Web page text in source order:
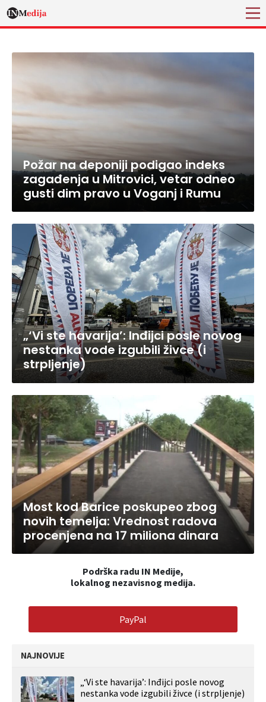
Požar na deponiji podigao indeks
zagađenja u Mitrovici, vetar odneo
gusti dim pravo u Voganj i Rumu
„‘Vi ste havarija’: Inđijci posle novog
nestanka vode izgubili živce (i
strpljenje)
Most kod Barice poskupeo zbog
novih temelja: Vrednost radova
procenjena na 17 miliona dinara
Podrška radu IN Medije,
lokalnog nezavisnog medija.
PayPal
NAJNOVIJE
„‘Vi ste havarija’: Inđijci posle novog
nestanka vode izgubili živce (i strpljenje)